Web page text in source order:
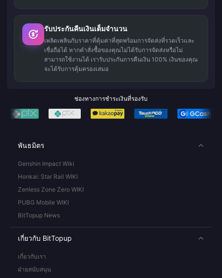
รับประกันคืนเงินเต็มจำนวน
เพลิดเพลินกับราคาที่คุ้มค่าที่สุดพร้อมการจัดส่งที่รวดเร็วและ
เชื่อถือได้ หากคำสั่งซื้อของคุณไม่ได้รับการจัดส่งหรือไม่
สามารถใช้งานได้ เรารับประกันการคืนเงิน 100% เงินของคุณ
จะได้รับการคุ้มครองเสมอ
ช่องทางการชำระเงินที่รองรับ
พันธมิตร
Genshin Impact Wiki
Honkai: Star Rail WIKI
Zenless Zone Zero WIKI
PUBG Mobile WIKI
BitTopup News
เกี่ยวกับ BitTopup
เกี่ยวกับเรา
ฝ่ายสนับสนุน